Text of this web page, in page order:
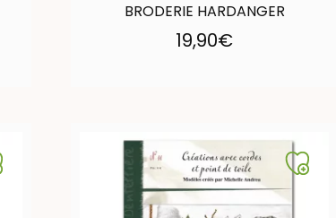
BRODERIE HARDANGER
19,90€